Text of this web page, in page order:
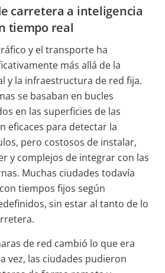
carretera a inteligencia
tiempo real
y el transporte ha
más allá de la
y la infraestructura de red fija.
se basaban en bucles
en las superficies de las
eficaces para detectar la
pero costosos de instalar,
y complejos de integrar con las
Muchas ciudades todavía
tiempos fijos según
sin estar al tanto de lo
de red cambió lo que era
vez, las ciudades pudieron